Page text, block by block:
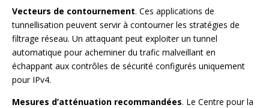
Vecteurs de contournement. Ces applications de
tunnellisation peuvent servir à contourner les stratégies de
filtrage réseau. Un attaquant peut exploiter un tunnel
automatique pour acheminer du trafic malveillant en
échappant aux contrôles de sécurité configurés uniquement
pour IPv4.
Mesures d’atténuation recommandées. Le Centre pour la